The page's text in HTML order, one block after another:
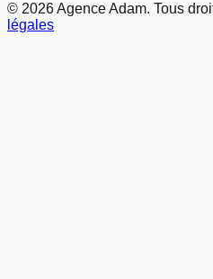
© 2026Agence Adam. Tous
légales